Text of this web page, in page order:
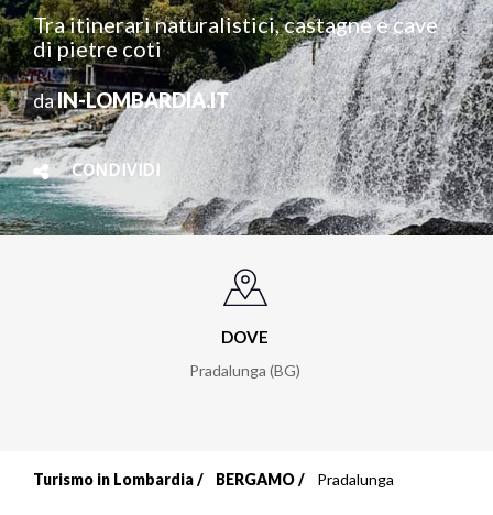
Tra itinerari naturalistici, castagne e cave
di pietre coti
daIN-LOMBARDIA.IT
CONDIVIDI
DOVE
Pradalunga (BG)
Turismo in Lombardia BERGAMO Pradalunga